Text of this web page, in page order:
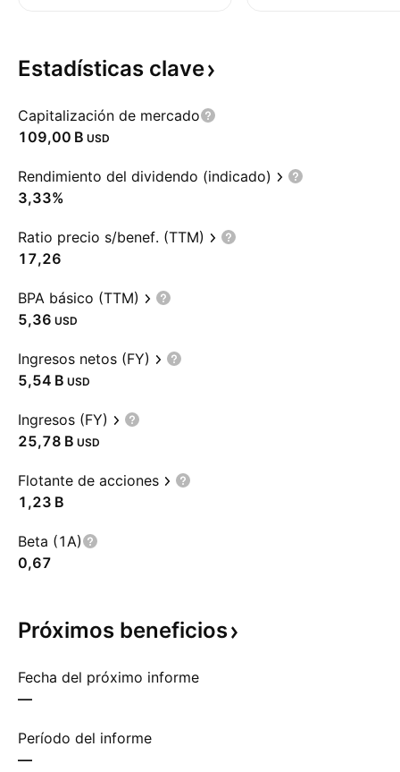
Estadísticas clave
Capitalización de mercado
‪109,00 B‬ USD
Rendimiento del dividendo (indicado)
3,33%
Ratio precio s/benef. (TTM)
17,26
BPA básico (TTM)
5,36 USD
Ingresos netos (FY)
‪5,54 B‬ USD
Ingresos (FY)
‪25,78 B‬ USD
Flotante de acciones
‪1,23 B‬
Beta (1A)
0,67
Próximos beneficios
Fecha del próximo informe
—
Período del informe
—